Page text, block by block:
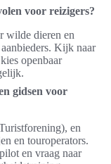
voor reizigers?
wilde dieren en
Kijk naar
openbaar
gidsen voor
en
en touroperators.
en vraag naar